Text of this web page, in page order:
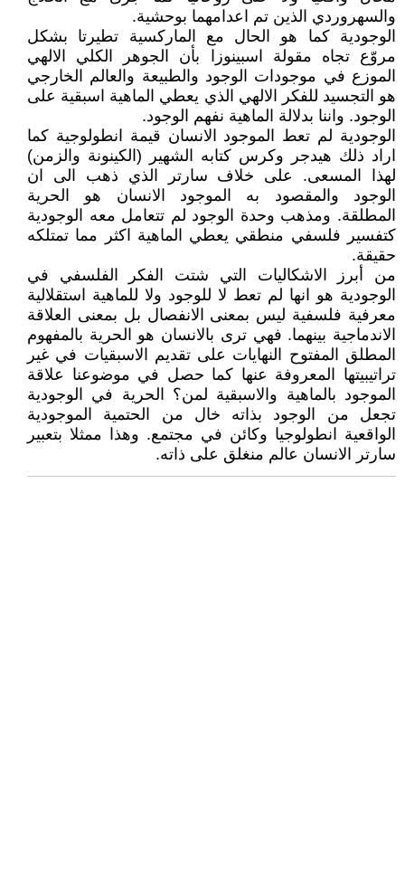
والسهروردي الذين تم اعدامهما بوحشية.
الوجودية كما هو الحال مع الماركسية تطيرتا بشكل
مروّع تجاه مقولة اسبينوزا بأن الجوهر الكلي الالهي
الموزع في موجودات الوجود والطبيعة والعالم الخارجي
هو التجسيد للفكر الالهي الذي يعطي الماهية اسبقية على
الوجود. واننا بدلالة الماهية نفهم الوجود.
الوجودية لم تعط الموجود الانسان قيمة انطولوجية كما
اراد ذلك هيدجر وكرس كتابه الشهير (الكينونة والزمن)
لهذا المسعى. على خلاف سارتر الذي ذهب الى ان
الوجود والمقصود به الموجود الانسان هو الحرية
المطلقة. ومذهب وحدة الوجود لم تتعامل معه الوجودية
كتفسير فلسفي منطقي يعطي الماهية اكثر مما تمتلكه
حقيقة.
من أبرز الاشكاليات التي شتت الفكر الفلسفي في
الوجودية هو انها لم تعط لا للوجود ولا للماهية استقلالية
معرفية فلسفية ليس بمعنى الانفصال بل بمعنى العلاقة
الاندماجية بينهما. فهي ترى بالانسان هو الحرية بالمفهوم
المطلق المفتوح النهايات على تقديم الاسبقيات في غير
تراتيبيتها المعروفة عنها كما حصل في موضوعنا علاقة
الموجود بالماهية والاسبقية لمن؟ الحرية في الوجودية
تجعل من الوجود بذاته خال من الحتمية الموجودية
الواقعية انطولوجيا وكائن في مجتمع. وهذا ممثلا بتعبير
سارتر الانسان عالم منغلق على ذاته.